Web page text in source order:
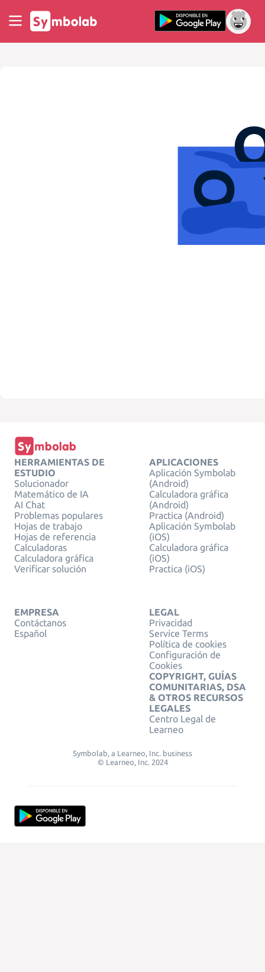
HERRAMIENTAS DE
ESTUDIO
Solucionador
Matemático de IA
AI Chat
Problemas populares
Hojas de trabajo
Hojas de referencia
Calculadoras
Calculadora gráfica
Verificar solución
APLICACIONES
Aplicación Symbolab
(Android)
Calculadora gráfica
(Android)
Practica (Android)
Aplicación Symbolab
(iOS)
Calculadora gráfica
(iOS)
Practica (iOS)
EMPRESA
Contáctanos
Español
LEGAL
Privacidad
Service Terms
Política de cookies
Configuración de
Cookies
COPYRIGHT, GUÍAS
COMUNITARIAS, DSA
& OTROS RECURSOS
LEGALES
Centro Legal de
Learneo
Symbolab, a Learneo, Inc. business
© Learneo, Inc. 2024